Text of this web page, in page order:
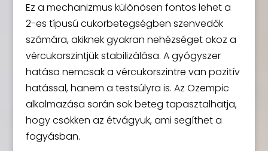
Ez a mechanizmus különösen fontos lehet a
2-es típusú cukorbetegségben szenvedők
számára, akiknek gyakran nehézséget okoz a
vércukorszintjük stabilizálása. A gyógyszer
hatása nemcsak a vércukorszintre van pozitív
hatással, hanem a testsúlyra is. Az Ozempic
alkalmazása során sok beteg tapasztalhatja,
hogy csökken az étvágyuk, ami segíthet a
fogyásban.